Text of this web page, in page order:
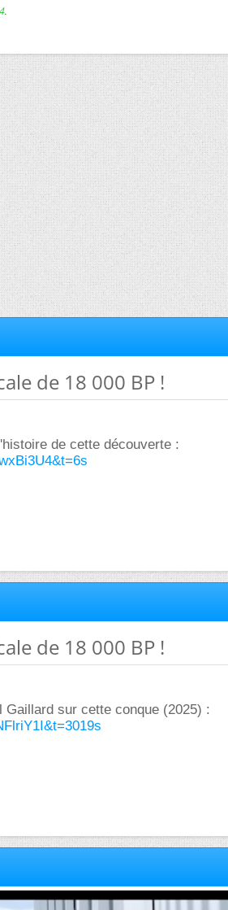
.
de 18 000 BP !
de cette découverte :
de 18 000 BP !
sur cette conque (2025) :